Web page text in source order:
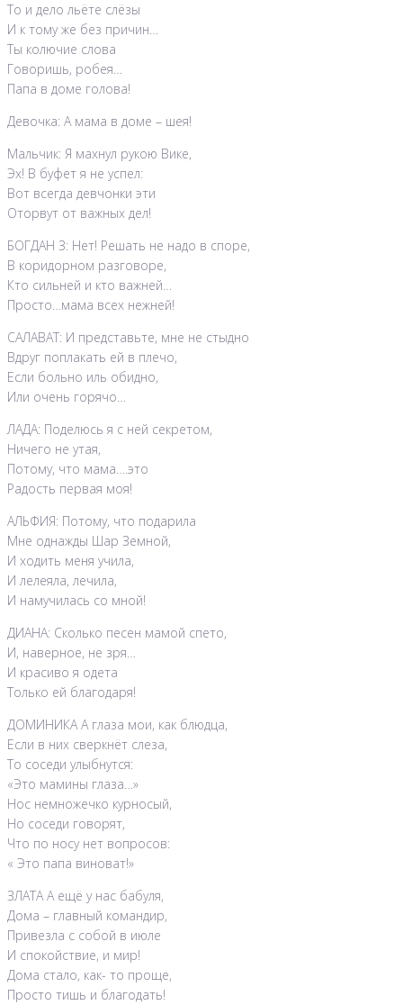
То и дело льёте слёзы
И к тому же без причин…
Ты колючие слова
Говоришь, робея…
Папа в доме голова!
Девочка: А мама в доме – шея!
Мальчик: Я махнул рукою Вике,
Эх! В буфет я не успел:
Вот всегда девчонки эти
Оторвут от важных дел!
БОГДАН З: Нет! Решать не надо в споре,
В коридорном разговоре,
Кто сильней и кто важней…
Просто…мама всех нежней!
САЛАВАТ: И представьте, мне не стыдно
Вдруг поплакать ей в плечо,
Если больно иль обидно,
Или очень горячо…
ЛАДА: Поделюсь я с ней секретом,
Ничего не утая,
Потому, что мама….это
Радость первая моя!
АЛЬФИЯ: Потому, что подарила
Мне однажды Шар Земной,
И ходить меня учила,
И лелеяла, лечила,
И намучилась со мной!
ДИАНА: Сколько песен мамой спето,
И, наверное, не зря…
И красиво я одета
Только ей благодаря!
ДОМИНИКА А глаза мои, как блюдца,
Если в них сверкнёт слеза,
То соседи улыбнутся:
«Это мамины глаза…»
Нос немножечко курносый,
Но соседи говорят,
Что по носу нет вопросов:
« Это папа виноват!»
ЗЛАТА А ещё у нас бабуля,
Дома – главный командир,
Привезла с собой в июле
И спокойствие, и мир!
Дома стало, как- то проще,
Просто тишь и благодать!